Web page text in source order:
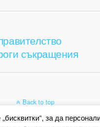
съкращения
Back to top
за да